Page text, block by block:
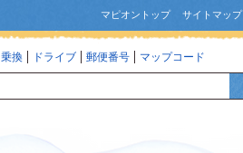
マピオントップ サイトマップ
乗換 ドライブ 郵便番号 マップコード